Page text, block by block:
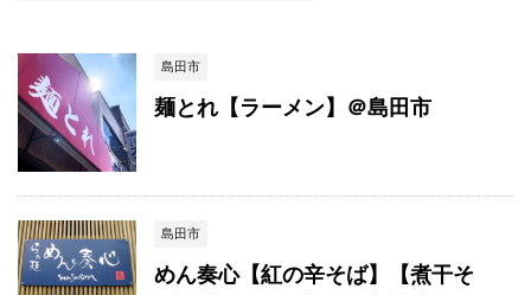
島田市
麺とれ【ラーメン】＠島田市
島田市
めん奏心【紅の辛そば】【煮干そ